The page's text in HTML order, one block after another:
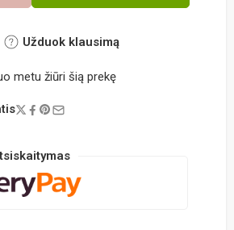
Užduok klausimą
metu žiūri šią prekę